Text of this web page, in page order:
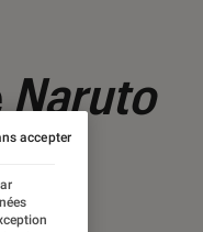
Naruto
accepter